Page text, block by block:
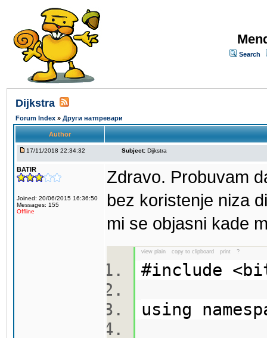
Search
Dijkstra
Forum Index » Други натпревари
Author
17/11/2018 22:34:32 Subject: Dijkstra
BATIR
Joined: 20/06/2015 16:36:50
Messages: 155
Offline
Zdravo. Probuvam
bez koristenje niza
mi se objasni kade
view plain copy to clipboard print ?
#include
using